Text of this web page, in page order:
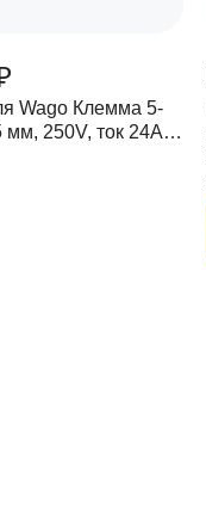
Wago Клемма 5-
250V, ток 24A